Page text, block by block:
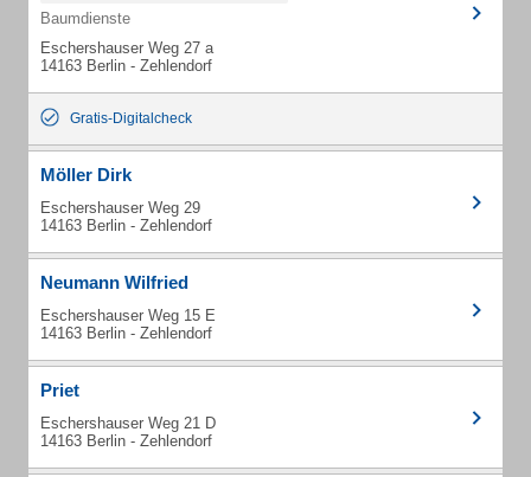
Baumdienste
Eschershauser Weg 27 a
14163 Berlin - Zehlendorf
Gratis-Digitalcheck
Möller Dirk
Eschershauser Weg 29
14163 Berlin - Zehlendorf
Neumann Wilfried
Eschershauser Weg 15 E
14163 Berlin - Zehlendorf
Priet
Eschershauser Weg 21 D
14163 Berlin - Zehlendorf